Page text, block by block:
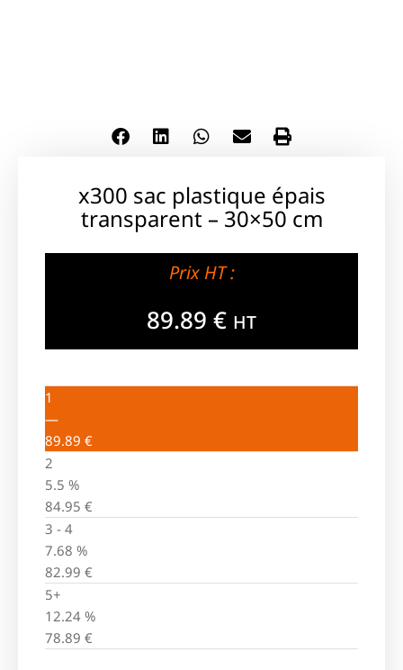
x300 sac plastique épais
transparent – 30×50 cm
Prix HT :
89.89 € HT
1
—
89.89 €
2
5.5 %
84.95 €
3 - 4
7.68 %
82.99 €
5+
12.24 %
78.89 €